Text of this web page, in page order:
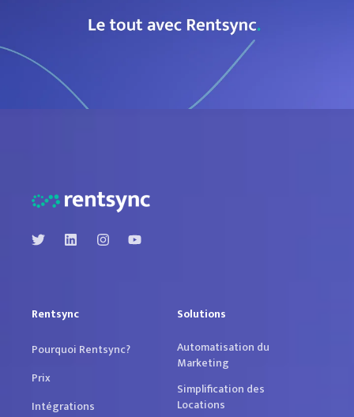
Rentsync
Pourquoi Rentsync?
Prix
Intégrations
Solutions
Automatisation du
Marketing
Simplification des
Locations